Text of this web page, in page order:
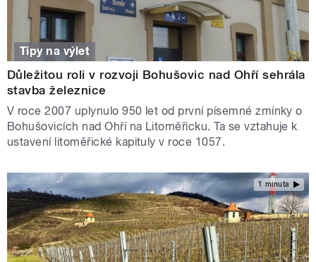
Tipy na výlet
Důležitou roli v rozvoji Bohušovic nad Ohří sehrála
stavba železnice
V roce 2007 uplynulo 950 let od první písemné zmínky o
Bohušovicích nad Ohří na Litoměřicku. Ta se vztahuje k
ustavení litoměřické kapituly v roce 1057.
1 minuta